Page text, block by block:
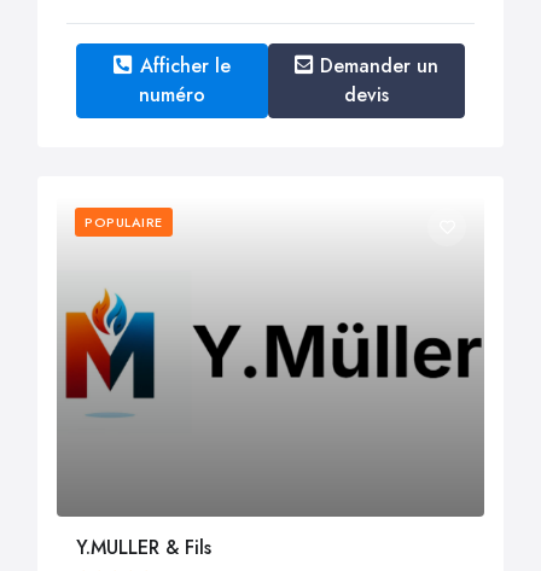
Afficher le
numéro
Demander un
devis
POPULAIRE
Y.MULLER & Fils